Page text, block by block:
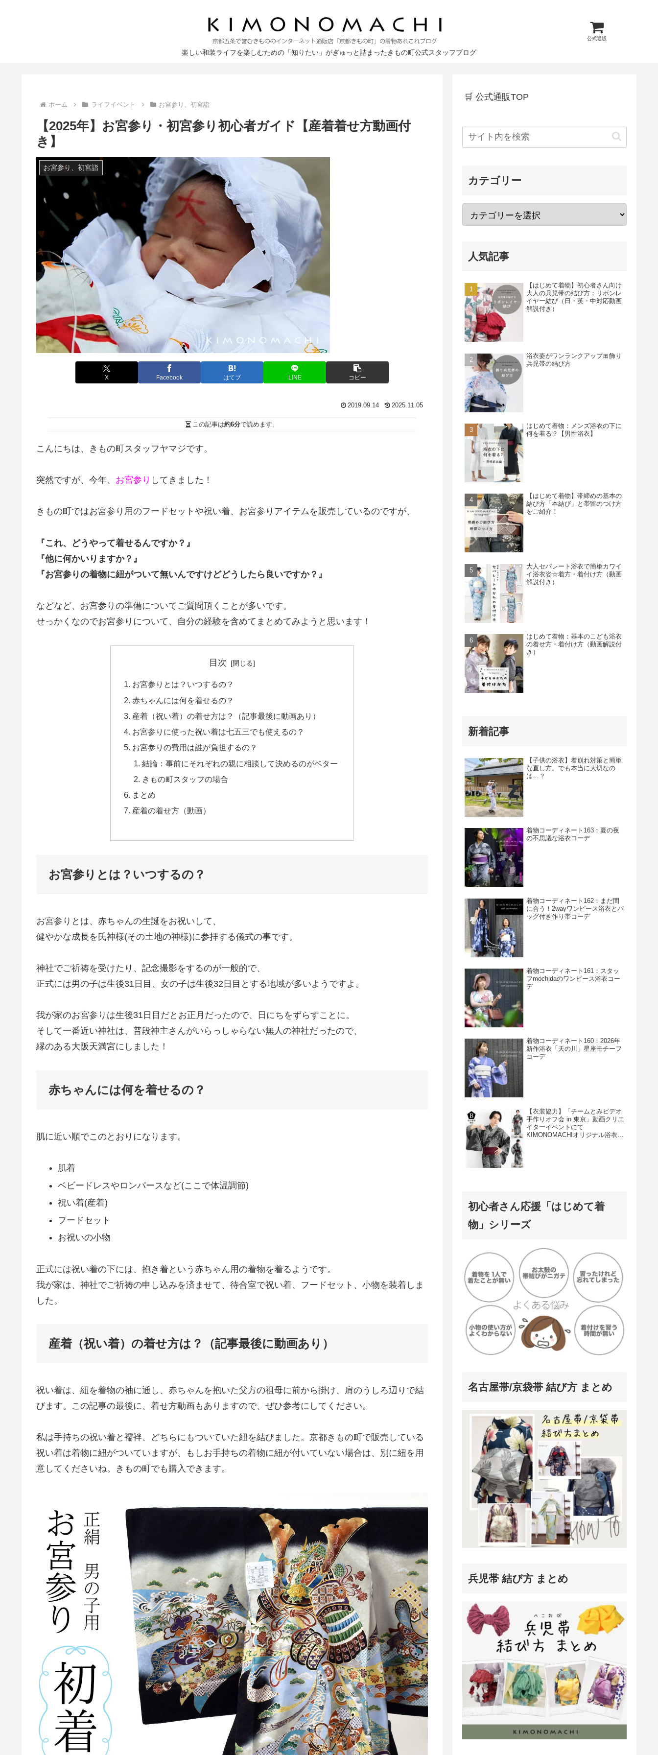
公式通販
楽しい和装ライフを楽しむための「知りたい」がぎゅっと詰まったきもの町公式スタッフブログ
ホーム ライフイベント お宮参り、初宮詣
【2025年】お宮参り・初宮参り初心者ガイド【産着着せ方動画付
き】
お宮参り、初宮詣
X Facebook はてブ LINE コピー
2019.09.14 2025.11.05
この記事は約6分で読めます。
こんにちは、きもの町スタッフヤマジです。
突然ですが、今年、 お宮参り してきました！
きもの町ではお宮参り用のフードセットや祝い着、お宮参りアイテムを販売しているのですが、
『これ、どうやって着せるんですか？』
『他に何かいりますか？』
『お宮参りの着物に紐がついて無いんですけどどうしたら良いですか？』
などなど、お宮参りの準備についてご質問頂くことが多いです。
せっかくなのでお宮参りについて、自分の経験を含めてまとめてみようと思います！
目次
お宮参りとは？いつするの？
赤ちゃんには何を着せるの？
産着（祝い着）の着せ方は？（記事最後に動画あり）
お宮参りに使った祝い着は七五三でも使えるの？
お宮参りの費用は誰が負担するの？
結論：事前にそれぞれの親に相談して決めるのがベター
きもの町スタッフの場合
まとめ
産着の着せ方（動画）
お宮参りとは？いつするの？
お宮参りとは、赤ちゃんの生誕をお祝いして、
健やかな成長を氏神様(その土地の神様)に参拝する儀式の事です。
神社でご祈祷を受けたり、記念撮影をするのが一般的で、
正式には男の子は生後31日目、女の子は生後32日目とする地域が多いようですよ。
我が家のお宮参りは生後31日目だとお正月だったので、日にちをずらすことに。
そして一番近い神社は、普段神主さんがいらっしゃらない無人の神社だったので、
縁のある大阪天満宮にしました！
赤ちゃんには何を着せるの？
肌に近い順でこのとおりになります。
肌着
ベビードレスやロンパースなど(ここで体温調節)
祝い着(産着)
フードセット
お祝いの小物
正式には祝い着の下には、抱き着という赤ちゃん用の着物を着るようです。
我が家は、神社でご祈祷の申し込みを済ませて、待合室で祝い着、フードセット、小物を装着しま
した。
産着（祝い着）の着せ方は？（記事最後に動画あり）
祝い着は、紐を着物の袖に通し、赤ちゃんを抱いた父方の祖母に前から掛け、肩のうしろ辺りで結
びます。この記事の最後に、着せ方動画もありますので、ぜひ参考にしてください。
私は手持ちの祝い着と襦袢、どちらにもついていた紐を結びました。京都きもの町で販売している
祝い着は着物に紐がついていますが、もしお手持ちの着物に紐が付いていない場合は、別に紐を用
意してくださいね。きもの町でも購入できます。
🛒 公式通販TOP
カテゴリー
人気記事
【はじめて着物】初心者さん向け
大人の兵児帯の結び方：リボンレ
イヤー結び（日・英・中対応動画
解説付き）
浴衣姿がワンランクアップ🎀飾り
兵児帯の結び方
はじめて着物：メンズ浴衣の下に
何を着る？【男性浴衣】
【はじめて着物】帯締めの基本の
結び方「本結び」と帯留のつけ方
をご紹介！
大人セパレート浴衣で簡単カワイ
イ浴衣姿☆着方・着付け方（動画
解説付き）
はじめて着物：基本のこども浴衣
の着せ方・着付け方（動画解説付
き）
新着記事
【子供の浴衣】着崩れ対策と簡単
な直し方。でも本当に大切なの
は…？
着物コーディネート163：夏の夜
の不思議な浴衣コーデ
着物コーディネート162：まだ間
に合う！2wayワンピース浴衣とバ
ッグ付き作り帯コーデ
着物コーディネート161：スタッ
フmochidaのワンピース浴衣コー
デ
着物コーディネート160：2026年
新作浴衣「天の川」星座モチーフ
コーデ
【衣装協力】「チームとみビデオ
手作りオフ会 in 東京」動画クリエ
イターイベントにて
KIMONOMACHIオリジナル浴衣を
初心者さん応援「はじめて着
物」シリーズ
名古屋帯/京袋帯 結び方 まとめ
兵児帯 結び方 まとめ